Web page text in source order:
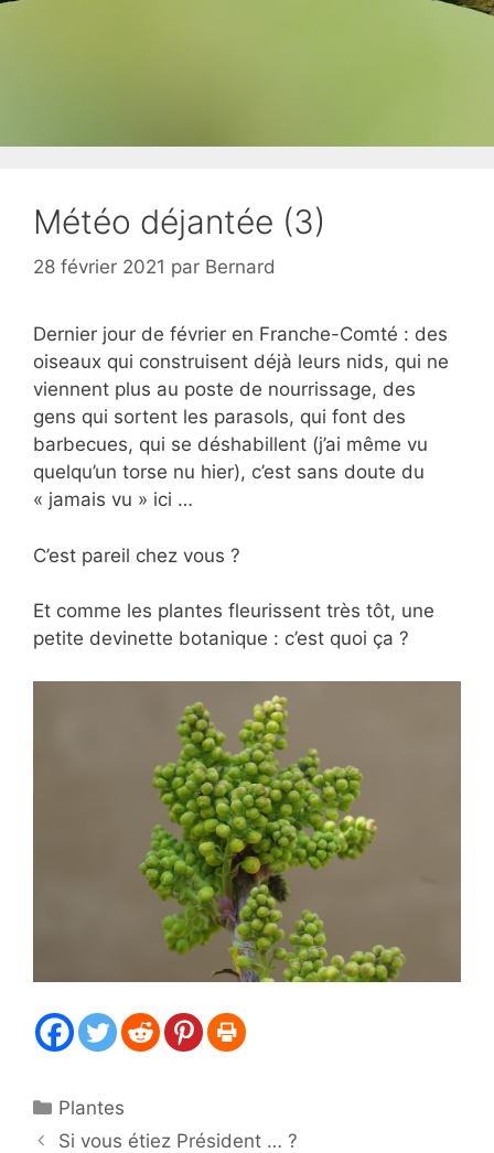
Météo déjantée (3)
28 février 2021 par Bernard
Dernier jour de février en Franche-Comté : des
oiseaux qui construisent déjà leurs nids, qui ne
viennent plus au poste de nourrissage, des
gens qui sortent les parasols, qui font des
barbecues, qui se déshabillent (j’ai même vu
quelqu’un torse nu hier), c’est sans doute du
« jamais vu » ici …
C’est pareil chez vous ?
Et comme les plantes fleurissent très tôt, une
petite devinette botanique : c’est quoi ça ?
Catégories
Plantes
Si vous étiez Président … ?